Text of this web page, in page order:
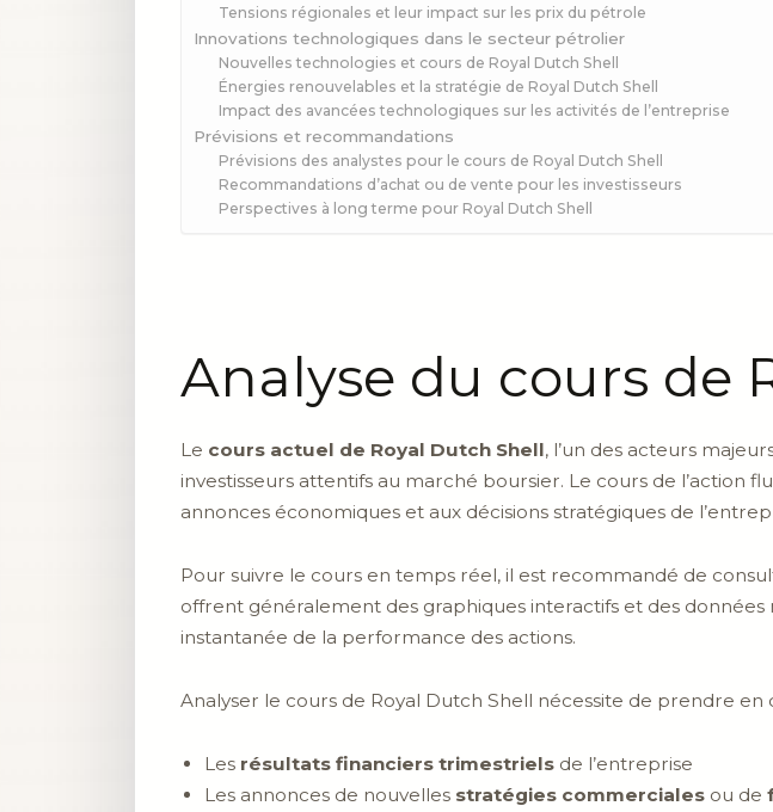
Tensions régionales et leur impact sur les prix du pétrole
Innovations technologiques dans le secteur pétrolier
Nouvelles technologies et cours de Royal Dutch Shell
Énergies renouvelables et la stratégie de Royal Dutch Shell
Impact des avancées technologiques sur les activités de l’entreprise
Prévisions et recommandations
Prévisions des analystes pour le cours de Royal Dutch Shell
Recommandations d’achat ou de vente pour les investisseurs
Perspectives à long terme pour Royal Dutch Shell
Analyse du cours de
Le cours actuel de Royal Dutch Shell, l’un des acteurs
investisseurs attentifs au marché boursier. Le cours de
annonces économiques et aux décisions stratégiques de
Pour suivre le cours en temps réel, il est recommandé de
offrent généralement des graphiques interactifs et des
instantanée de la performance des actions.
Analyser le cours de Royal Dutch Shell nécessite de prendre
Les résultats financiers trimestriels de l’entreprise
Les annonces de nouvelles stratégies commerciales ou de